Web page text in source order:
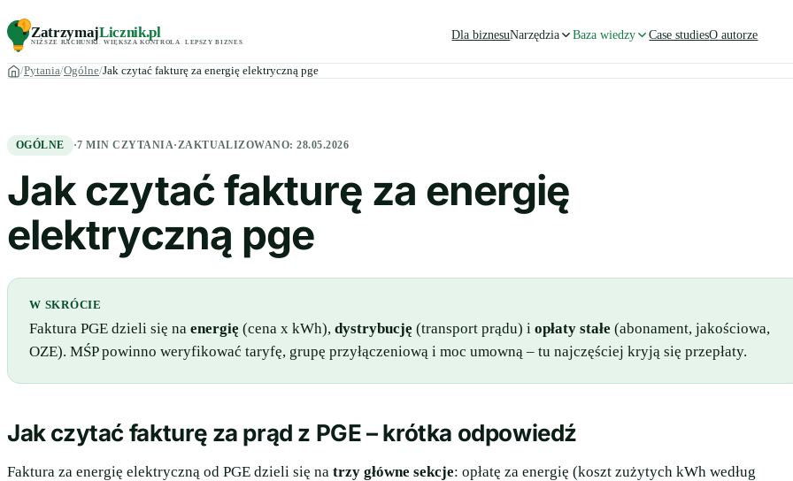
ZatrzymajLicznik.pl
NIŻSZE RACHUNKI WIĘKSZA KONTROLA LEPSZY BIZNES
Dla biznesuNarzędzia Baza wiedzy Case studiesO autorze
Pytania Ogólne Jak czytać fakturę za energię elektryczną pge
OGÓLNE ·7 MIN CZYTANIA·ZAKTUALIZOWANO:28.05.2026
Jak czytać fakturę za energię
elektryczną pge
W SKRÓCIE
Faktura PGE dzieli się na energię (cena x kWh), dystrybucję (transport prądu) i opłaty stałe (abonament, jakościowa,
OZE). MŚP powinno weryfikować taryfę, grupę przyłączeniową i moc umowną – tu najczęściej kryją się przepłaty.
Jak czytać fakturę za prąd z PGE – krótka odpowiedź
Faktura za energię elektryczną od PGE dzieli się na trzy główne sekcje: opłatę za energię (koszt zużytych kWh według